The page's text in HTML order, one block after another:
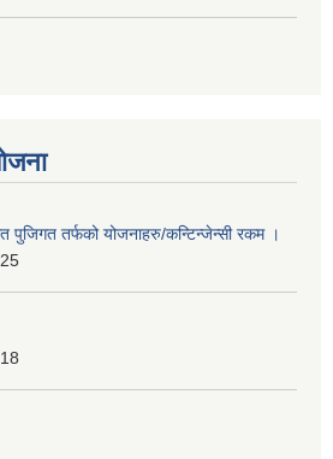
तर्फको योजनाहरु/कन्टिन्जेन्सी रकम ।